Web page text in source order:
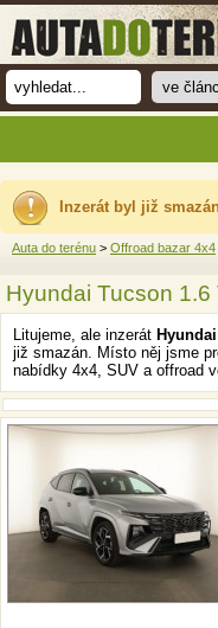
Inzerát byl již
Auta do terénu > Offroad bazar 4x4
Hyundai Tucson 1.6
Litujeme, ale inzerát
již smazán. Místo něj jsme
nabídky 4x4, SUV a offroad